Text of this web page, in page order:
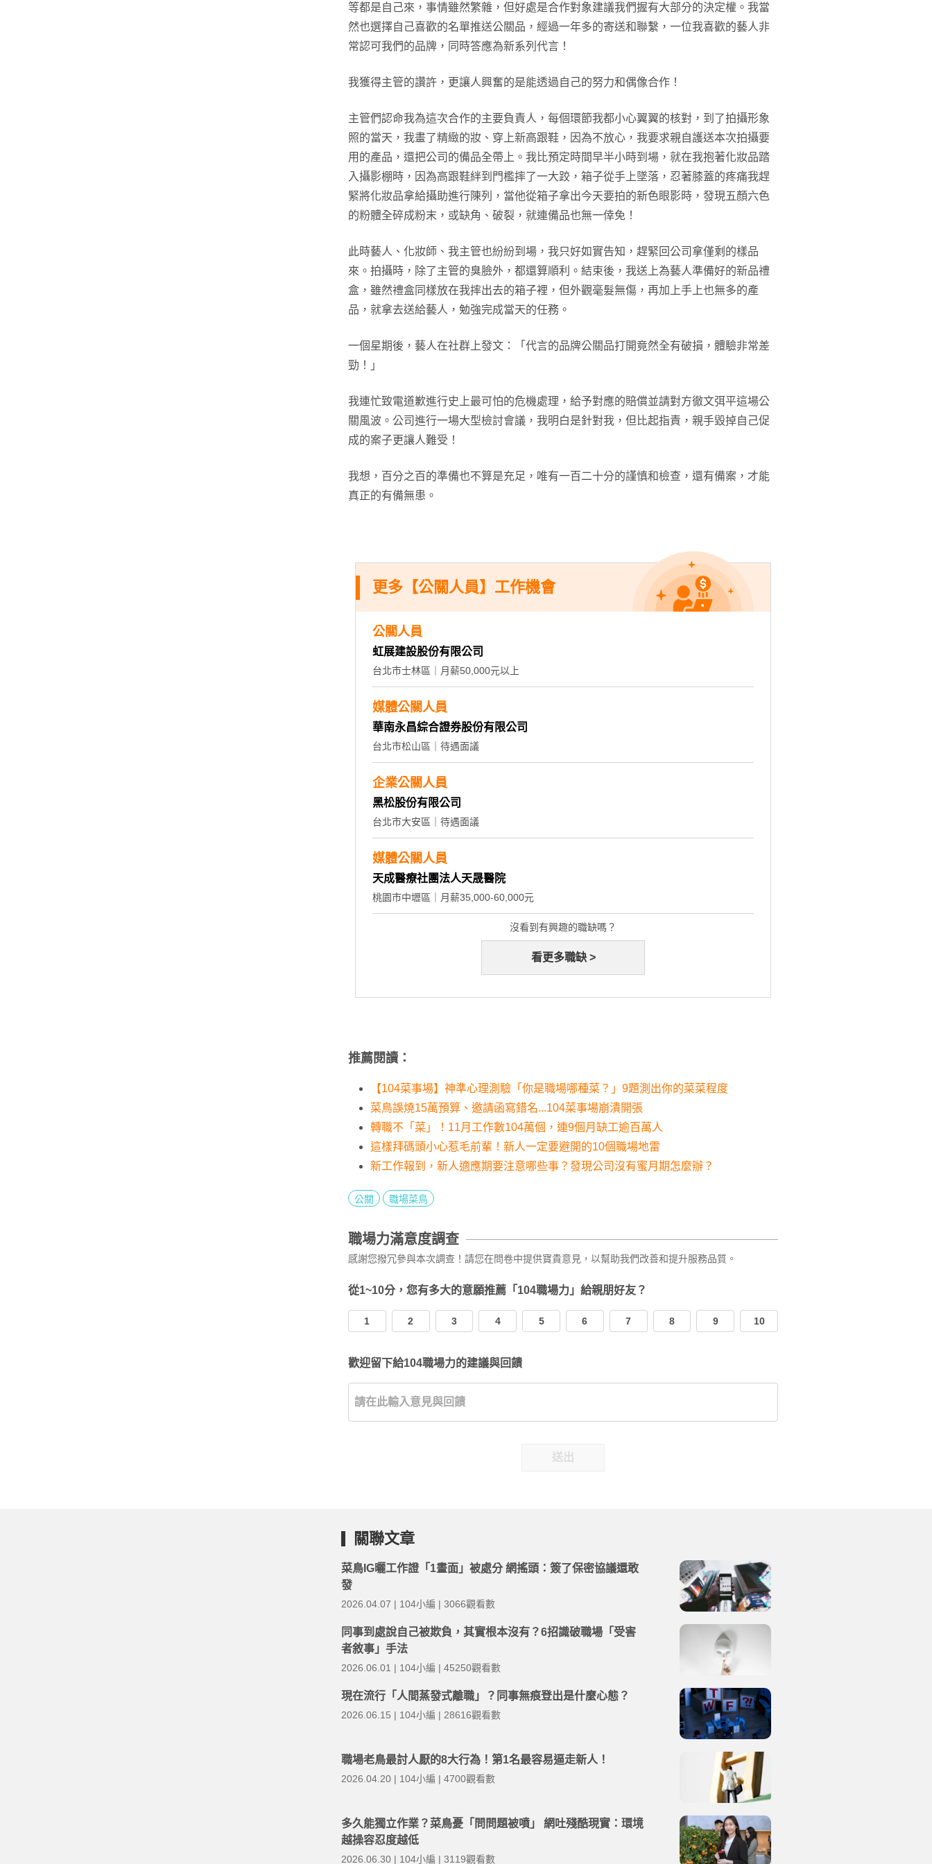
等都是自己來，事情雖然繁雜，但好處是合作對象建議我們握有大部分的決定權。我當
然也選擇自己喜歡的名單推送公關品，經過一年多的寄送和聯繫，一位我喜歡的藝人非
常認可我們的品牌，同時答應為新系列代言！
我獲得主管的讚許，更讓人興奮的是能透過自己的努力和偶像合作！
主管們認命我為這次合作的主要負責人，每個環節我都小心翼翼的核對，到了拍攝形象
照的當天，我畫了精緻的妝、穿上新高跟鞋，因為不放心，我要求親自護送本次拍攝要
用的產品，還把公司的備品全帶上。我比預定時間早半小時到場，就在我抱著化妝品踏
入攝影棚時，因為高跟鞋絆到門檻摔了一大跤，箱子從手上墜落，忍著膝蓋的疼痛我趕
緊將化妝品拿給攝助進行陳列，當他從箱子拿出今天要拍的新色眼影時，發現五顏六色
的粉體全碎成粉末，或缺角、破裂，就連備品也無一倖免！
此時藝人、化妝師、我主管也紛紛到場，我只好如實告知，趕緊回公司拿僅剩的樣品
來。拍攝時，除了主管的臭臉外，都還算順利。結束後，我送上為藝人準備好的新品禮
盒，雖然禮盒同樣放在我摔出去的箱子裡，但外觀毫髮無傷，再加上手上也無多的產
品，就拿去送給藝人，勉強完成當天的任務。
一個星期後，藝人在社群上發文：「代言的品牌公關品打開竟然全有破損，體驗非常差
勁！」
我連忙致電道歉進行史上最可怕的危機處理，給予對應的賠償並請對方徹文弭平這場公
關風波。公司進行一場大型檢討會議，我明白是針對我，但比起指責，親手毀掉自己促
成的案子更讓人難受！
我想，百分之百的準備也不算是充足，唯有一百二十分的謹慎和檢查，還有備案，才能
真正的有備無患。
更多【公關人員】工作機會
公關人員
虹展建設股份有限公司
台北市士林區｜月薪50,000元以上
媒體公關人員
華南永昌綜合證券股份有限公司
台北市松山區｜待遇面議
企業公關人員
黑松股份有限公司
台北市大安區｜待遇面議
媒體公關人員
天成醫療社團法人天晟醫院
桃園市中壢區｜月薪35,000-60,000元
沒看到有興趣的職缺嗎？
看更多職缺 >
推薦閱讀：
【104菜事場】神準心理測驗「你是職場哪種菜？」9題測出你的菜菜程度
菜鳥誤燒15萬預算、邀請函寫錯名...104菜事場崩潰開張
轉職不「菜」！11月工作數104萬個，連9個月缺工逾百萬人
這樣拜碼頭小心惹毛前輩！新人一定要避開的10個職場地雷
新工作報到，新人適應期要注意哪些事？發現公司沒有蜜月期怎麼辦？
公關 職場菜鳥
職場力滿意度調查
感謝您撥冗參與本次調查！請您在問卷中提供寶貴意見，以幫助我們改善和提升服務品質。
從1~10分，您有多大的意願推薦「104職場力」給親朋好友？
1 2 3 4 5 6 7 8 9 10
歡迎留下給104職場力的建議與回饋
送出
關聯文章
菜鳥IG曬工作證「1畫面」被處分 網搖頭：簽了保密協議還敢
發
2026.04.07 | 104小編 | 3066觀看數
同事到處說自己被欺負，其實根本沒有？6招識破職場「受害
者敘事」手法
2026.06.01 | 104小編 | 45250觀看數
現在流行「人間蒸發式離職」？同事無痕登出是什麼心態？
2026.06.15 | 104小編 | 28616觀看數
職場老鳥最討人厭的8大行為！第1名最容易逼走新人！
2026.04.20 | 104小編 | 4700觀看數
多久能獨立作業？菜鳥憂「問問題被噴」 網吐殘酷現實：環境
越操容忍度越低
2026.06.30 | 104小編 | 3119觀看數